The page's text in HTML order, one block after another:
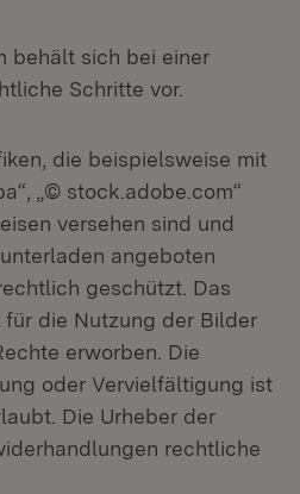
behält sich bei einer
Schritte vor.
die beispielsweise mit
„© stock.adobe.com“
versehen sind und
angeboten
geschützt. Das
die Nutzung der Bilder
erworben. Die
oder Vervielfältigung ist
Die Urheber der
rechtliche